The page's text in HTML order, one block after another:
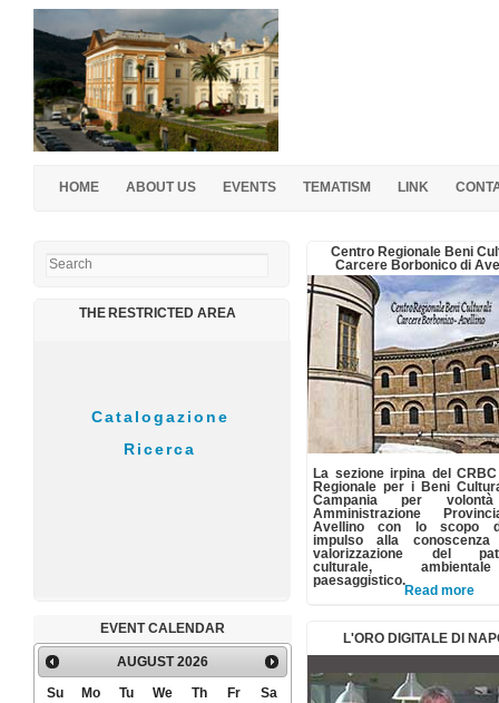
HOME ABOUT US EVENTS TEMATISM LINK
THE RESTRICTED AREA
EVENT CALENDAR
AUGUST 2026
Su Mo Tu We Th Fr
Sa
31/03/2016
Suono su tela
26/03/2016
Centro Regionale Beni
Carcere Borbonico di
La sezione irpina del
Regionale per i Beni
Campania per
Amministrazione
Avellino con lo scopo
impulso alla
valorizzazione del
culturale,
paesaggistico.
Read more
L'ORO DIGITALE DI